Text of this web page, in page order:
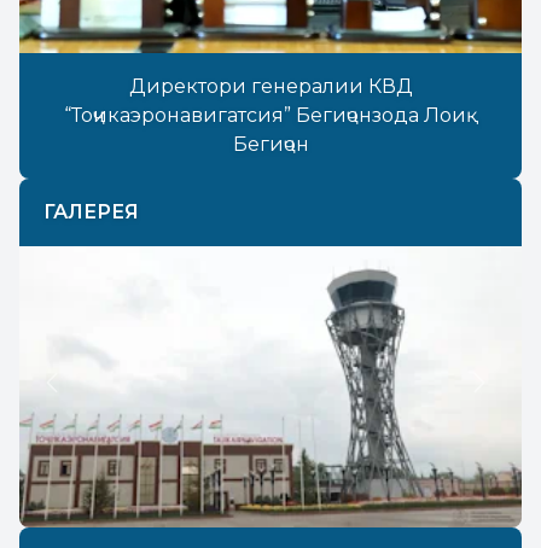
Директори генералии КВД
“Тоҷикаэронавигатсия” Бегиҷонзода Лоиқ
Бегиҷон
ГАЛЕРЕЯ